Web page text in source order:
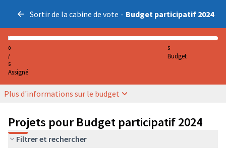
Sortir de la cabine de vote - Budget participatif 2024
0
/
5
Assigné
5
Budget
Plus d'informations sur le budget
Projets pour Budget participatif 2024
Filtrer et rechercher